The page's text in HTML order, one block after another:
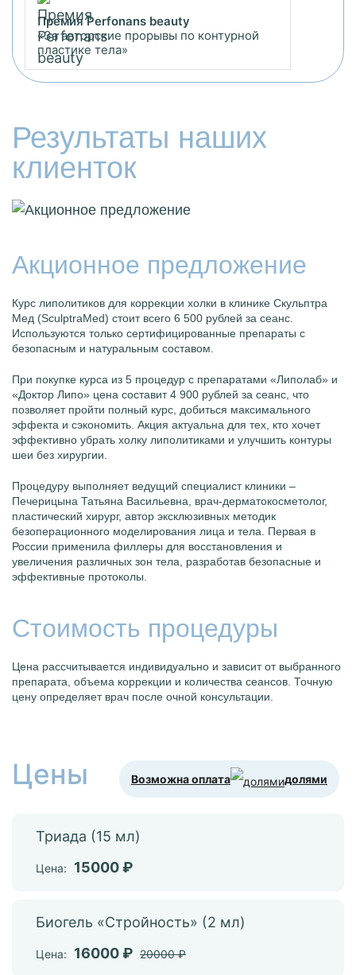
Премия Perfonans beauty
«За авторские прорывы по контурной
пластике тела»
Результаты наших
клиенток
Акционное предложение
Курс липолитиков для коррекции холки в клинике Скульптра
Мед (SculptraMed) стоит всего 6 500 рублей за сеанс.
Используются только сертифицированные препараты с
безопасным и натуральным составом.
При покупке курса из 5 процедур с препаратами «Липолаб» и
«Доктор Липо» цена составит 4 900 рублей за сеанс, что
позволяет пройти полный курс, добиться максимального
эффекта и сэкономить. Акция актуальна для тех, кто хочет
эффективно убрать холку липолитиками и улучшить контуры
шеи без хирургии.
Процедуру выполняет ведущий специалист клиники –
Печерицына Татьяна Васильевна, врач-дерматокосметолог,
пластический хирург, автор эксклюзивных методик
безоперационного моделирования лица и тела. Первая в
России применила филлеры для восстановления и
увеличения различных зон тела, разработав безопасные и
эффективные протоколы.
Стоимость процедуры
Цена рассчитывается индивидуально и зависит от выбранного
препарата, объема коррекции и количества сеансов. Точную
цену определяет врач после очной консультации.
Цены Возможна оплата долями
Триада (15 мл)
Цена: 15000 ₽
Биогель «Стройность» (2 мл)
Цена: 16000 ₽ 20000 ₽